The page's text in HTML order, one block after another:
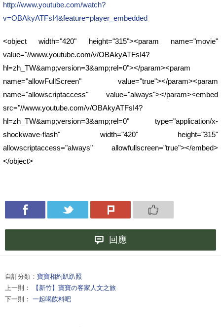
http://www.youtube.com/watch?
v=OBAkyATFsI4&feature=player_embedded
<object width="420" height="315"><param name="movie"
value="//www.youtube.com/v/OBAkyATFsI4?
hl=zh_TW&amp;version=3&amp;rel=0"></param><param
name="allowFullScreen" value="true"></param><param
name="allowscriptaccess" value="always"></param><embed
src="//www.youtube.com/v/OBAkyATFsI4?
hl=zh_TW&amp;version=3&amp;rel=0" type="application/x-
shockwave-flash" width="420" height="315"
allowscriptaccess="always" allowfullscreen="true"></embed>
</object>
回應
自訂分類： 寶寶相約趴趴照
上一則：
【新竹】寶寶の客家人文之旅
下一則： 一起喝飲料吧